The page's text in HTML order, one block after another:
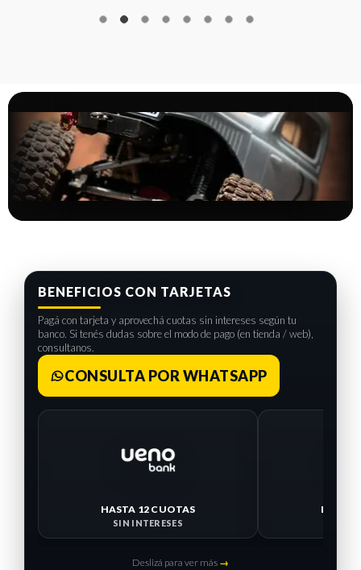
BENEFICIOS CON TARJETAS
Pagá con tarjeta y aprovechá cuotas sin intereses según tu
banco. Si tenés dudas sobre el modo de pago (en tienda / web),
consultanos.
CONSULTA POR WHATSAPP
HASTA 12 CUOTAS
SIN INTERESES
HASTA
Deslizá para ver más →